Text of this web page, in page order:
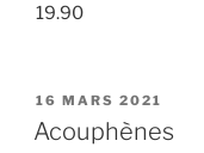
19.90
PUBLIÉ
LE
16 MARS 2021
Acouphènes